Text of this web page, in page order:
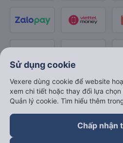
Sử dụng cookie
Vexere dùng cookie để website
xem chi tiết hoặc thay đổi lựa
Quản lý cookie. Tìm hiểu thêm
Chấp nhận